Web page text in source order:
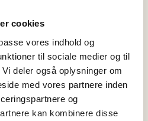
cookies
vores indhold og
til sociale medier og til
deler også oplysninger om
med vores partnere inden
og
kan kombinere disse
at stille sulten. Den kan også
bekendtskaber og få